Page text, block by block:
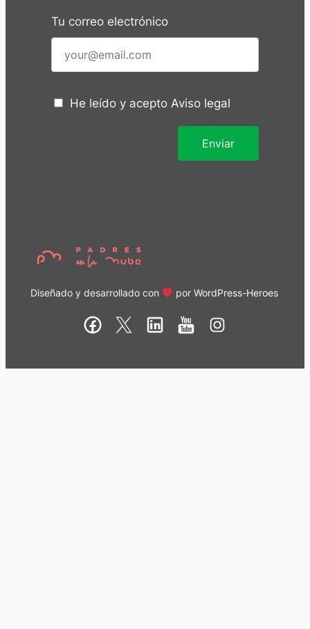
Tu correo electrónico
He leído y acepto Aviso legal
Diseñado y desarrollado con porWordPress-Heroes